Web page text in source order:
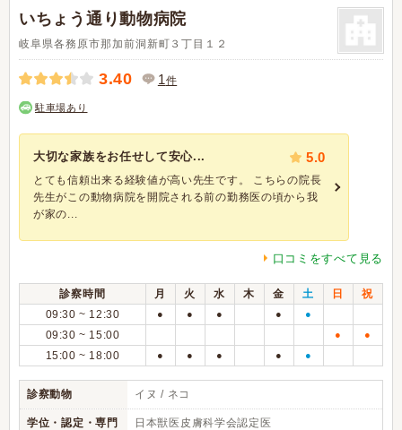
いちょう通り動物病院
岐阜県各務原市那加前洞新町３丁目１２
3.40 1件
駐車場あり
大切な家族をお任せして安心... 5.0
とても信頼出来る経験値が高い先生です。 こちらの院長
先生がこの動物病院を開院される前の勤務医の頃から我
が家の...
口コミをすべて見る
診察時間 月 火 水 木 金 土 日
祝
09:30 ~ 12:30
● ● ● ● ●
09:30 ~ 15:00 ● ●
15:00 ~ 18:00 ● ● ● ● ●
診察動物 イヌ / ネコ
学位・認定・専門 日本獣医皮膚科学会認定医